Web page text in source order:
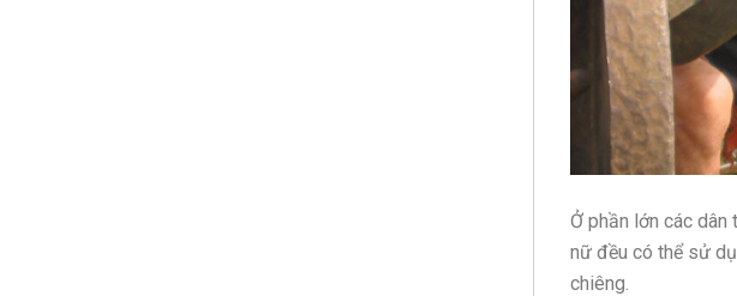
Ở phần lớn các dân
nữ đều có thể sử
chiêng.